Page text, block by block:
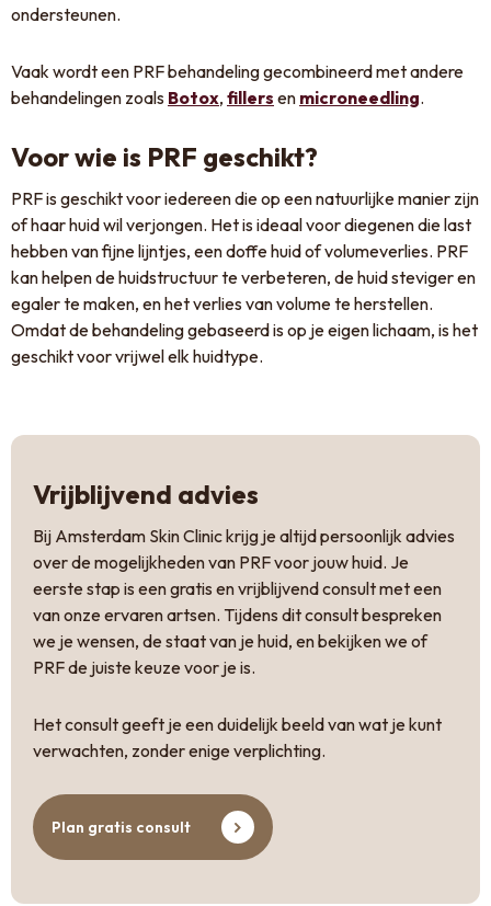
ondersteunen.
Vaak wordt een PRF behandeling gecombineerd met andere
behandelingen zoals Botox, fillers en microneedling.
Voor wie is PRF geschikt?
PRF is geschikt voor iedereen die op een natuurlijke manier zijn
of haar huid wil verjongen. Het is ideaal voor diegenen die last
hebben van fijne lijntjes, een doffe huid of volumeverlies. PRF
kan helpen de huidstructuur te verbeteren, de huid steviger en
egaler te maken, en het verlies van volume te herstellen.
Omdat de behandeling gebaseerd is op je eigen lichaam, is het
geschikt voor vrijwel elk huidtype.
Vrijblijvend advies
Bij Amsterdam Skin Clinic krijg je altijd persoonlijk advies
over de mogelijkheden van PRF voor jouw huid. Je
eerste stap is een gratis en vrijblijvend consult met een
van onze ervaren artsen. Tijdens dit consult bespreken
we je wensen, de staat van je huid, en bekijken we of
PRF de juiste keuze voor je is.
Het consult geeft je een duidelijk beeld van wat je kunt
verwachten, zonder enige verplichting.
Plan gratis consult